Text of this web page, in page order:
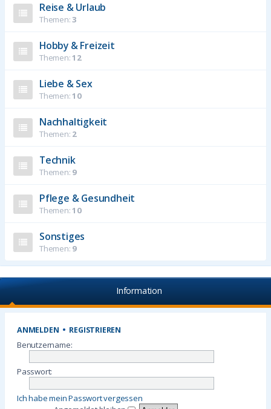
Reise & Urlaub
Themen:3
Hobby & Freizeit
Themen:12
Liebe & Sex
Themen:10
Nachhaltigkeit
Themen: 2
Technik
Themen: 9
Pflege & Gesundheit
Themen:10
Sonstiges
Themen: 9
Information
ANMELDEN • REGISTRIEREN
Benutzername:
Passwort:
Ich habe mein Passwort vergessen